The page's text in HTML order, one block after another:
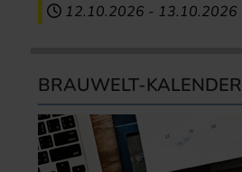
12.10.2026 - 13.10.2026
BRAUWELT-KALENDER